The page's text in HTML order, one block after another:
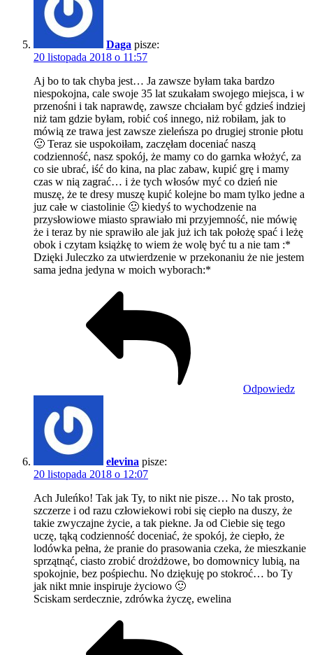
Daga pisze:
20 listopada 2018 o 11:57
Aj bo to tak chyba jest… Ja zawsze byłam taka bardzo
niespokojna, cale swoje 35 lat szukałam swojego miejsca, i w
przenośni i tak naprawdę, zawsze chciałam być gdzieś indziej
niż tam gdzie byłam, robić coś innego, niż robiłam, jak to
mówią ze trawa jest zawsze zieleńsza po drugiej stronie płotu
🙂 Teraz sie uspokoiłam, zaczęłam doceniać naszą
codzienność, nasz spokój, że mamy co do garnka włożyć, za
co sie ubrać, iść do kina, na plac zabaw, kupić grę i mamy
czas w nią zagrać… i że tych włosów myć co dzień nie
muszę, że te dresy muszę kupić kolejne bo mam tylko jedne a
juz całe w ciastolinie 🙂 kiedyś to wychodzenie na
przysłowiowe miasto sprawiało mi przyjemność, nie mówię
że i teraz by nie sprawiło ale jak już ich tak położę spać i leżę
obok i czytam książkę to wiem że wolę być tu a nie tam :*
Dzięki Juleczko za utwierdzenie w przekonaniu że nie jestem
sama jedna jedyna w moich wyborach:*
Odpowiedz
elevina pisze:
20 listopada 2018 o 12:07
Ach Juleńko! Tak jak Ty, to nikt nie pisze… No tak prosto,
szczerze i od razu człowiekowi robi się ciepło na duszy, że
takie zwyczajne życie, a tak piekne. Ja od Ciebie się tego
uczę, tąką codzienność doceniać, że spokój, że ciepło, że
lodówka pełna, że pranie do prasowania czeka, że mieszkanie
sprzątnąć, ciasto zrobić drożdżowe, bo domownicy lubią, na
spokojnie, bez pośpiechu. No dziękuję po stokroć… bo Ty
jak nikt mnie inspiruje życiowo 🙂
Sciskam serdecznie, zdrówka życzę, ewelina